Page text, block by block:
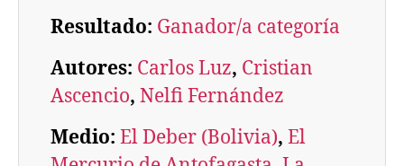
Resultado: Ganador/a categoría
Autores: Carlos Luz, Cristian
Ascencio, Nelfi Fernández
Medio: El Deber (Bolivia), El